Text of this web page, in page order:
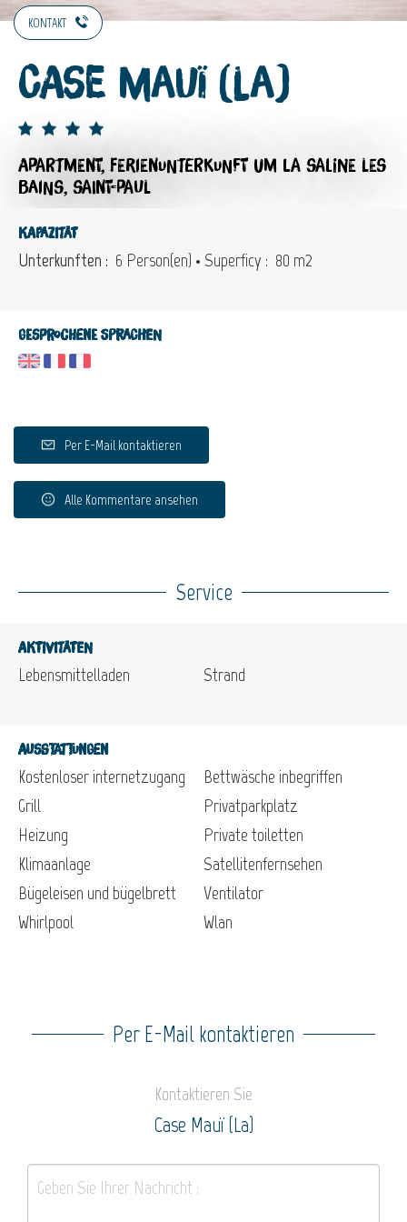
KONTAKT
Case Mauï (La)
APARTMENT, FERIENUNTERKUNFT UM LA SALINE LES
BAINS, SAINT-PAUL
Kapazität
Unterkunften : 6 Person(en) • Superficy : 80 m2
Gesprochene Sprachen
Per E-Mail kontaktieren
Alle Kommentare ansehen
Service
Aktivitäten
Lebensmittelladen Strand
Ausstattungen
Kostenloser internetzugang
Grill
Heizung
Klimaanlage
Bügeleisen und bügelbrett
Whirlpool
Bettwäsche inbegriffen
Privatparkplatz
Private toiletten
Satellitenfernsehen
Ventilator
Wlan
Per E-Mail kontaktieren
Kontaktieren Sie
Case Mauï (La)